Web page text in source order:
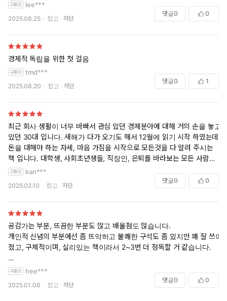
lee***
2025.08.25 신고 차단
댓글0 0
경제적 독립을 위한 첫 걸음
tmd***
2025.08.20 신고 차단
댓글0 1
최근 회사 생활이 너무 바빠서 관심 있던 경제분야에 대해 거의 손을 놓고
있던 30대 입니다. 새해가 다가 오기도 해서 12월에 읽기 시작 하였는데
돈을 대해야 하는 자세, 마음 가짐을 시작으로 모든것을 다 알려 주시는
책 입니다. 대학생, 사회초년생들, 직장인, 은퇴를 바라보는 모든 사람들
에게 알맞은 책 입니다. 정말 너무 좋은 책 이라 주변 인들에게 보두 추천
하고 싶고 독서노트로 저장한 밑줄 부분은 계속하여 읽겠습니다.
kan***
2025.02.10 신고 차단
댓글0 0
공감가는 부분, 뜨끔한 부분도 많고 배울점도 많습니다.
개인적 신념의 부분에선 좀 뜨악하고 불쾌한 구석도 좀 있지만 꽤 잘 쓰여
졌고, 구체적이며, 실리있는 책이라서 2~3번 더 정독할 거 같습니다.
이 시대의 20대~40대가 꼭 읽면 좋을 책입니다.
hee***
2025.01.08 신고 차단
댓글0 0